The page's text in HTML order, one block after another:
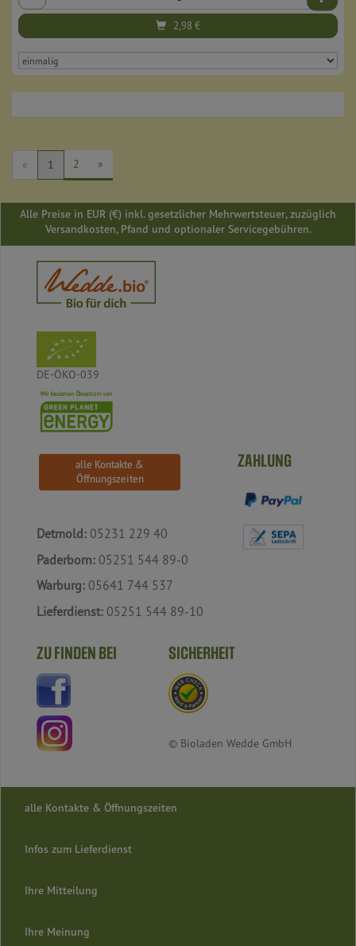
2,98 €
« 1 2 »
Alle Preise in EUR (€) inkl. gesetzlicher Mehrwertsteuer, zuzüglich
Versandkosten, Pfand und optionaler Servicegebühren.
DE-ÖKO-039
alle Kontakte &
Öffnungszeiten
Detmold: 05231 229 40
Paderborn: 05251 544 89-0
Warburg: 05641 744 537
Lieferdienst: 05251 544 89-10
ZAHLUNG
ZU FINDEN BEI SICHERHEIT
© Bioladen Wedde GmbH
alle Kontakte & Öffnungszeiten
Infos zum Lieferdienst
Ihre Mitteilung
Ihre Meinung